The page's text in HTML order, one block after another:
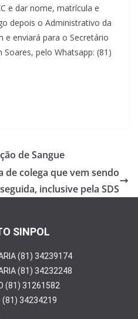
e dar nome, matrícula e
depois o Administrativo da
e enviará para o Secretário
Soares, pelo Whatsapp: (81)
de Sangue
de colega que vem sendo
inclusive pela SDS
SINPOL
(81) 34239174
(81) 34232248
(81) 31261582
(81) 34234219